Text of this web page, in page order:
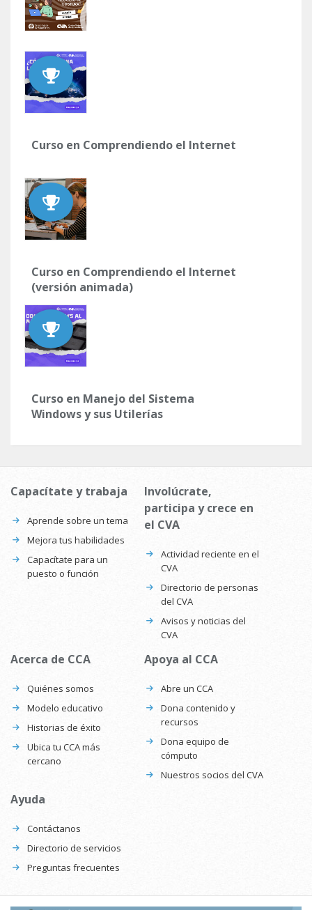
Curso en Comprendiendo el Internet
Curso en Comprendiendo el Internet
(versión animada)
Curso en Manejo del Sistema
Windows y sus Utilerías
Capacítate y trabaja
Aprende sobre un tema
Mejora tus habilidades
Capacítate para un
puesto o función
Involúcrate,
participa y crece en
el CVA
Actividad reciente en el
CVA
Directorio de personas
del CVA
Avisos y noticias del
CVA
Acerca de CCA
Quiénes somos
Modelo educativo
Historias de éxito
Ubica tu CCA más
cercano
Apoya al CCA
Abre un CCA
Dona contenido y
recursos
Dona equipo de
cómputo
Nuestros socios del CVA
Ayuda
Contáctanos
Directorio de servicios
Preguntas frecuentes